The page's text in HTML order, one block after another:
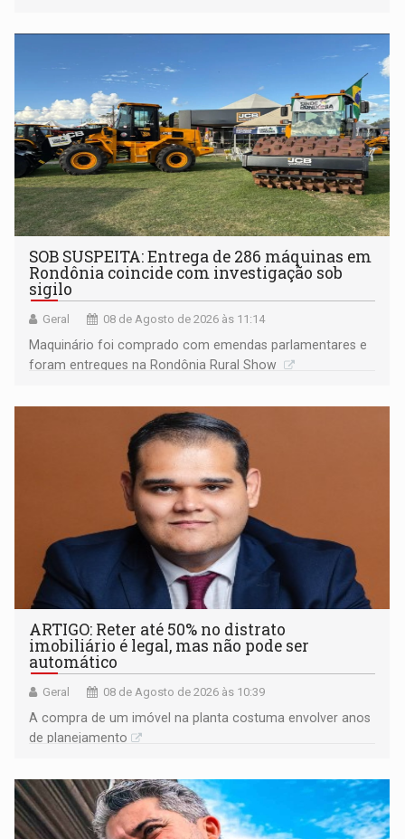
não ter entrado no modo eleição; ABAV faz evento em
SOB SUSPEITA: Entrega de 286 máquinas em
Rondônia coincide com investigação sob
sigilo
Geral 08 de Agosto de 2026 às 11:14
Maquinário foi comprado com emendas parlamentares e
foram entregues na Rondônia Rural Show
ARTIGO: Reter até 50% no distrato
imobiliário é legal, mas não pode ser
automático
Geral 08 de Agosto de 2026 às 10:39
A compra de um imóvel na planta costuma envolver anos
de planejamento